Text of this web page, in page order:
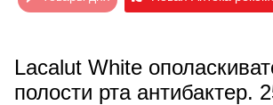
Lacalut White
полости рта антибактер.